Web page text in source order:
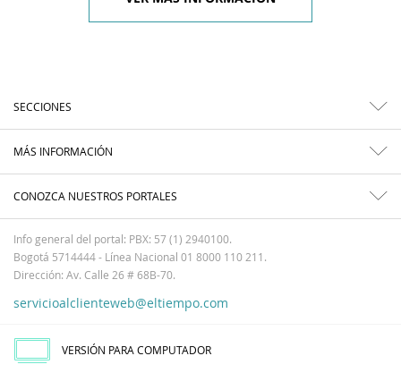
SECCIONES
MÁS INFORMACIÓN
CONOZCA NUESTROS PORTALES
Info general del portal: PBX: 57 (1) 2940100.
Bogotá 5714444 - Línea Nacional 01 8000 110 211.
Dirección: Av. Calle 26 # 68B-70.
servicioalclienteweb@eltiempo.com
VERSIÓN PARA COMPUTADOR